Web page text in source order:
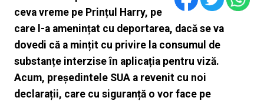
ceva vreme pe Prințul Harry, pe
care l-a amenințat cu deportarea, dacă se va
dovedi că a mințit cu privire la consumul de
substanțe interzise în aplicația pentru viză.
Acum, președintele SUA a revenit cu noi
declarații, care cu siguranță o vor face pe